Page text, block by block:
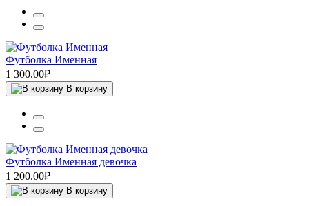
Футболка Именная
1 300.00₽
В корзину
Футболка Именная девочка
1 200.00₽
В корзину